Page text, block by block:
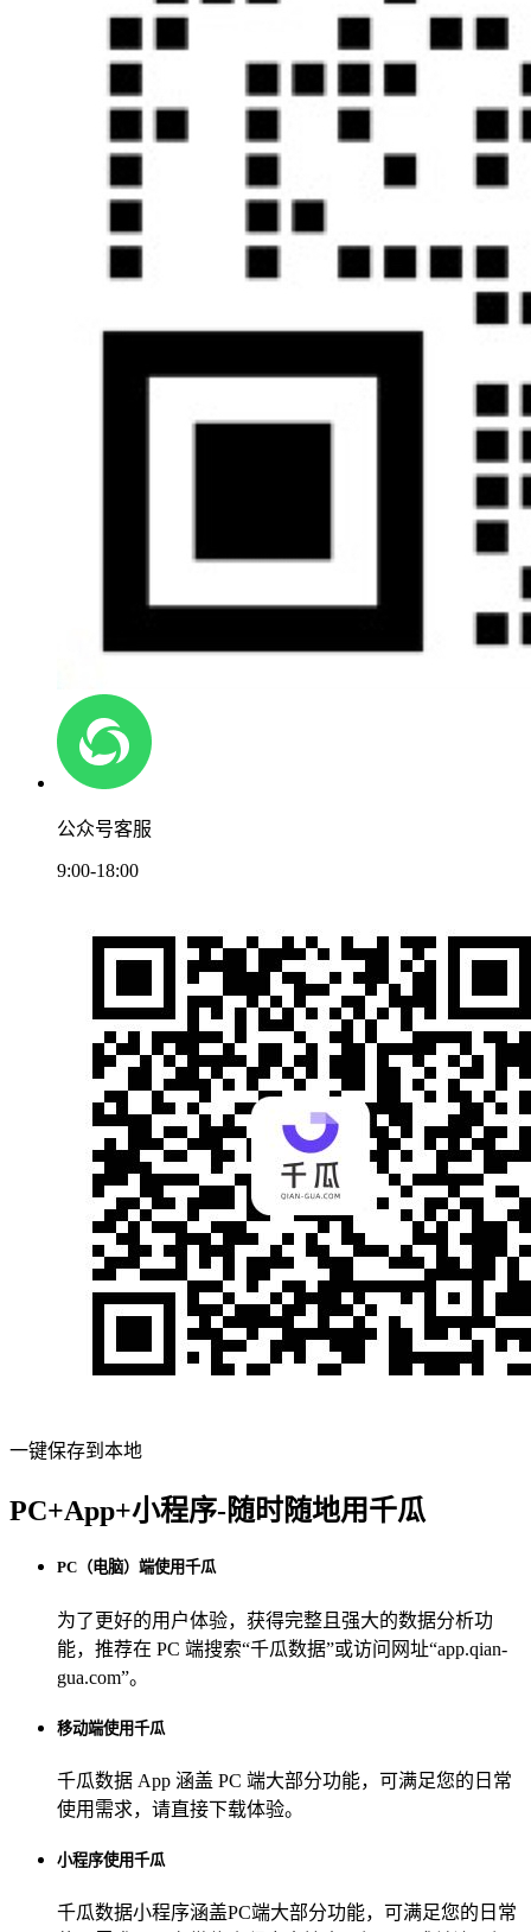
公众号客服
9:00-18:00
一键保存到本地
PC+App+小程序-随时随地用千瓜
PC（电脑）端使用千瓜
为了更好的用户体验，获得完整且强大的数据分析功
能，推荐在 PC 端搜索“千瓜数据”或访问网址“app.qian-
gua.com”。
移动端使用千瓜
千瓜数据 App 涵盖 PC 端大部分功能，可满足您的日常
使用需求，请直接下载体验。
小程序使用千瓜
千瓜数据小程序涵盖PC端大部分功能，可满足您的日常